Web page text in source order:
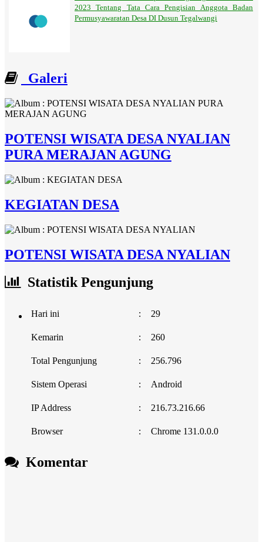
2023 Tentang Tata Cara Pengisian Anggota Badan
Permusyawaratan Desa DI Dusun Tegalwangi
Galeri
POTENSI WISATA DESA NYALIAN
PURA MERAJAN AGUNG
KEGIATAN DESA
POTENSI WISATA DESA NYALIAN
Statistik Pengunjung
Hari ini : 29
Kemarin : 260
Total Pengunjung : 256.796
Sistem Operasi : Android
IP Address : 216.73.216.66
Browser : Chrome 131.0.0.0
Komentar